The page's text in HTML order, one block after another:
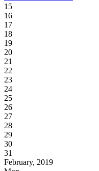
15
16
17
18
19
20
21
22
23
24
25
26
27
28
29
30
31
February, 2019